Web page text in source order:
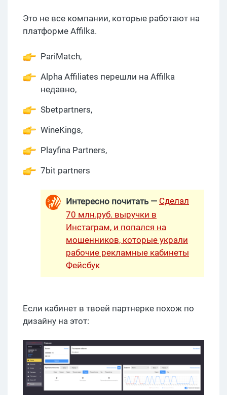
Это не все компании, которые работают на
платформе Affilka.
PariMatch,
Alpha Affiliates перешли на Affilka
недавно,
Sbetpartners,
WineKings,
Playfina Partners,
7bit partners
Интересно почитать — Сделал
70 млн.руб. выручки в
Инстаграм, и попался на
мошенников, которые украли
рабочие рекламные кабинеты
Фейсбук
Если кабинет в твоей партнерке похож по
дизайну на этот: